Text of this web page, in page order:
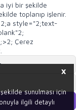
X
sunulması için
ilgili detaylı
iyi bir şekilde
toplanıp işlenir.
style="2;text-
Çerez